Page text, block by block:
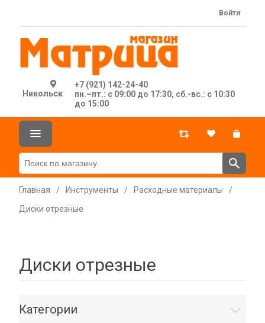
Никольск
+7 (921) 142-24-40
пн.–пт.: с 09:00 до 17:30, сб.-вс.: с 10:30
до 15:00
Войти
Главная / Инструменты / Расходные материалы
/
Диски отрезные
Диски отрезные
Категории